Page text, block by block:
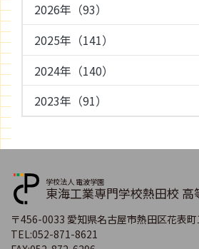
2026年（93）
2025年（141）
2024年（140）
2023年（91）
学校法人 電波学園
東海工業専門学校熱田校 高
〒456-0033 愛知県名古屋市熱田区花表
TEL:052-871-8621